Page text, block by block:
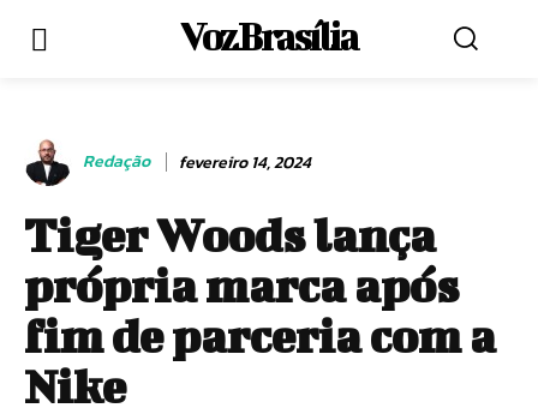
Voz Brasília
Redação fevereiro 14, 2024
Tiger Woods lança
própria marca após
fim de parceria com a
Nike